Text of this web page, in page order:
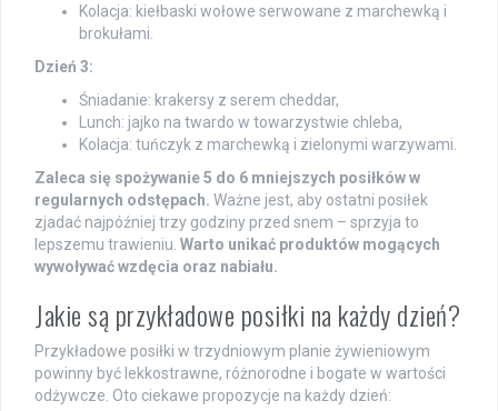
Kolacja: kiełbaski wołowe serwowane z marchewką i
brokułami.
Dzień 3:
Śniadanie: krakersy z serem cheddar,
Lunch: jajko na twardo w towarzystwie chleba,
Kolacja: tuńczyk z marchewką i zielonymi warzywami.
Zaleca się spożywanie 5 do 6 mniejszych posiłków w
regularnych odstępach. Ważne jest, aby ostatni posiłek
zjadać najpóźniej trzy godziny przed snem – sprzyja to
lepszemu trawieniu. Warto unikać produktów mogących
wywoływać wzdęcia oraz nabiału.
Jakie są przykładowe posiłki na każdy dzień?
Przykładowe posiłki w trzydniowym planie żywieniowym
powinny być lekkostrawne, różnorodne i bogate w wartości
odżywcze. Oto ciekawe propozycje na każdy dzień: